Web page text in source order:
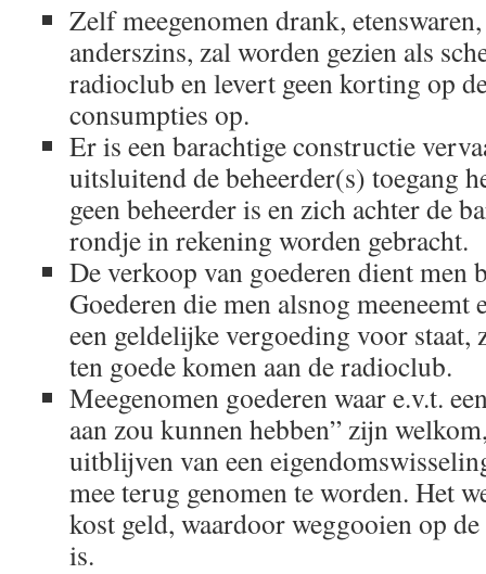
Zelf meegenomen drank,
anderszins, zal worden gezien als
radioclub en levert geen korting op
consumpties op.
Er is een barachtige constructie
uitsluitend de beheerder(s) toegang
geen beheerder is en zich achter de
rondje in rekening worden gebracht.
De verkoop van goederen dient men
Goederen die men alsnog
een geldelijke vergoeding voor staat,
ten goede komen aan de radioclub.
Meegenomen goederen waar e.v.t.
aan zou kunnen hebben” zijn
uitblijven van een
mee terug genomen te worden. Het
kost geld, waardoor weggooien op
is.